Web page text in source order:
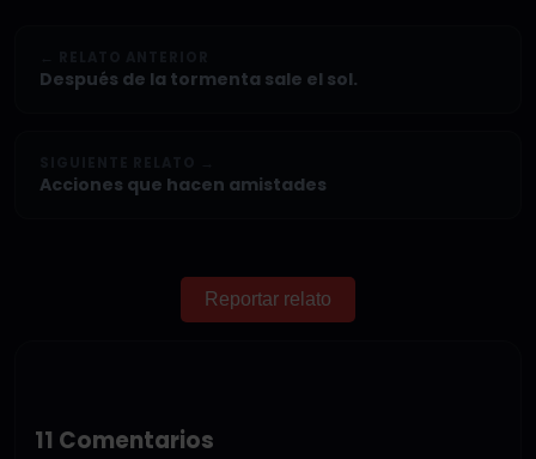
Después de la tormenta sale el sol.
Acciones que hacen amistades
Reportar relato
11 Comentarios